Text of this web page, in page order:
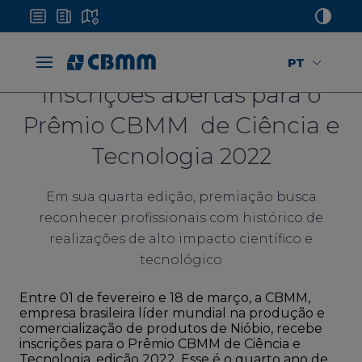
PT
Inscrições abertas para o
Prêmio CBMM de Ciência e
Tecnologia 2022
Em sua quarta edição, premiação busca
reconhecer profissionais com histórico de
realizações de alto impacto científico e
tecnológico
Entre 01 de fevereiro e 18 de março, a CBMM,
empresa brasileira líder mundial na produção e
comercialização de produtos de Nióbio, recebe
inscrições para o Prêmio CBMM de Ciência e